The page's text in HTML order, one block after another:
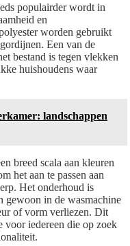
populairder wordt in
en
worden gebruikt
Een van de
bestand is tegen vlekken
huishoudens waar
landschappen
breed scala aan kleuren
het aan te passen aan
Het onderhoud is
gewoon in de wasmachine
of vorm verliezen. Dit
voor iedereen die op zoek